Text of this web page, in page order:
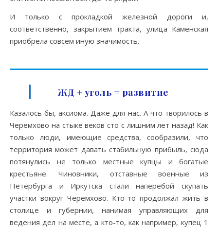
И только с прокладкой железной дороги и,
соответственно, закрытием тракта, улица Каменская
приобрела совсем иную значимость.
ЖД + уголь = развитие
Казалось бы, аксиома. Даже для нас. А что творилось в
Черемхово на стыке веков сто с лишним лет назад! Как
только люди, имеющие средства, сообразили, что
территория может давать стабильную прибыль, сюда
потянулись не только местные купцы и богатые
крестьяне. Чиновники, отставные военные из
Петербурга и Иркутска стали наперебой скупать
участки вокруг Черемхово. Кто-то продолжал жить в
столице и губернии, нанимая управляющих для
ведения дел на месте, а кто-то, как например, купец 1